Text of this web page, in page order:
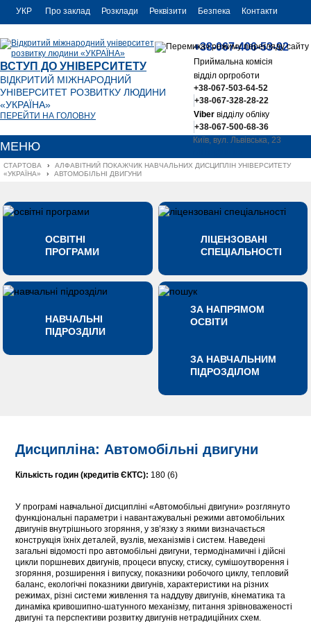
УКР
ENG
Про заклад Розклади Реквізити Безпека Контакти
ВСТУП ДО УНІВЕРСИТЕТУ
ВІДКРИТИЙ МІЖНАРОДНИЙ
УНІВЕРСИТЕТ РОЗВИТКУ ЛЮДИНИ
«УКРАЇНА»
ПЕРЕЙТИ НА ГОЛОВНУ
+38-067-406-53-92
Приймальна комісія
відділ оргроботи
+38-067-503-64-52
+38-067-328-28-22
Viberвідділу обліку
+38-067-500-68-36
Київ, вул. Львівська, 23
МЕНЮ
СТАРТОВА ›
АЛФАВІТНИЙ ПОКАЖЧИК НАВЧАЛЬНИХ ДИСЦИПЛІН УНІВЕРСИТЕТУ
«УКРАЇНА»
› АВТОМОБІЛЬНІ ДВИГУНИ
ОСВІТНІ
ПРОГРАМИ
ЛІЦЕНЗОВАНІ
СПЕЦІАЛЬНОСТІ
НАВЧАЛЬНІ
ПІДРОЗДІЛИ
ЗА НАПРЯМОМ
ОСВІТИ
ЗА НАВЧАЛЬНИМ
ПІДРОЗДІЛОМ
Дисципліна: Автомобільні двигуни
Кількість годин (кредитів ЄКТС): 180 (6)
У програмі навчальної дисципліні «Автомобільні двигуни» розглянуто
функціональні параметри і навантажувальні режими автомобільних
двигунів внутрішнього згоряння, у зв’язку з якими визначається
конструкція їхніх деталей, вузлів, механізмів і систем. Наведені
загальні відомості про автомобільні двигуни, термодінамичні і дійсні
цикли поршневих двигунів, процеси впуску, стиску, сумішоутворення і
згоряння, розширення і випуску, показники робочого циклу, тепловий
баланс, екологічні показники двигунів, характеристики на різних
режимах, різні системи живлення та наддуву двигунів, кінематика та
динаміка кривошипно-шатунного механізму, питання зрівноваженості
двигуні та перспективи розвитку двигунів нетрадиційних схем.